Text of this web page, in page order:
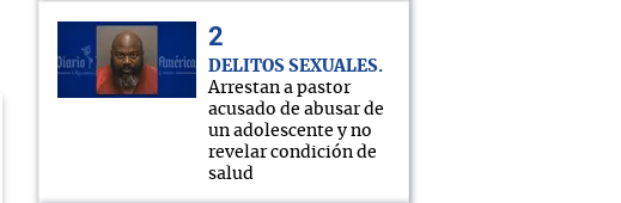
DELITOS SEXUALES
Arrestan a pastor
acusado de abusar de
un adolescente y no
revelar condición de
salud